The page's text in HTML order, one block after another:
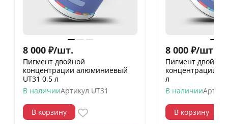
8 000 ₽/шт.
Пигмент двойной
концентрации алюминиевый
UT31 0,5 л
В наличииАртикул UT31
В корзину
8 000 ₽/шт.
Пигмент двойной
концентрации
л
В наличии
В корзину